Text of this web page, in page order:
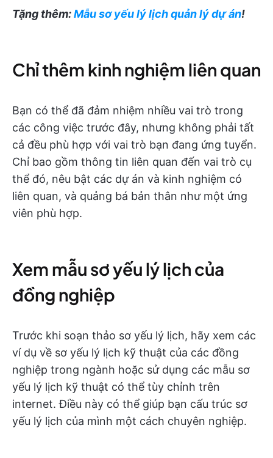
Tặng thêm:Mẫu sơ yếu lý lịch quản lý dự án!
Chỉ thêm kinh nghiệm liên quan
Bạn có thể đã đảm nhiệm nhiều vai trò trong
các công việc trước đây, nhưng không phải tất
cả đều phù hợp với vai trò bạn đang ứng tuyển.
Chỉ bao gồm thông tin liên quan đến vai trò cụ
thể đó, nêu bật các dự án và kinh nghiệm có
liên quan, và quảng bá bản thân như một ứng
viên phù hợp.
Xem mẫu sơ yếu lý lịch của
đồng nghiệp
Trước khi soạn thảo sơ yếu lý lịch, hãy xem các
ví dụ về sơ yếu lý lịch kỹ thuật của các đồng
nghiệp trong ngành hoặc sử dụng các mẫu sơ
yếu lý lịch kỹ thuật có thể tùy chỉnh trên
internet. Điều này có thể giúp bạn cấu trúc sơ
yếu lý lịch của mình một cách chuyên nghiệp.